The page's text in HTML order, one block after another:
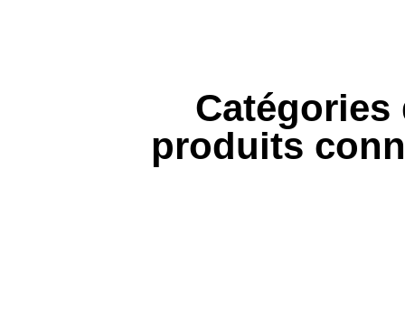
Catégories
produits